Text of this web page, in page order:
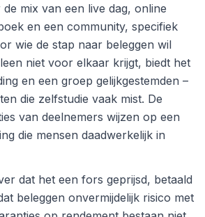
mix van een live dag, online
en een community, specifiek
wie de stap naar beleggen wil
niet voor elkaar krijgt, biedt het
en een groep gelijkgestemden –
die zelfstudie vaak mist. De
van deelnemers wijzen op een
die mensen daadwerkelijk in
dat het een fors geprijsd, betaald
beleggen onvermijdelijk risico met